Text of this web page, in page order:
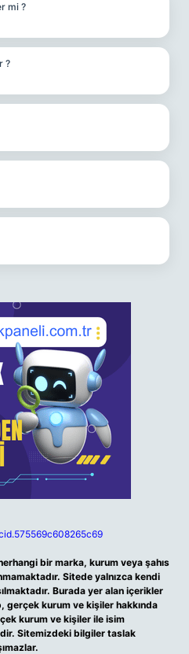
mi ?
?
bir marka, kurum veya şahıs
Sitede yalnızca kendi
Burada yer alan içerikler
gerçek kurum ve kişiler hakkında
kurum ve kişiler ile isim
Sitemizdeki bilgiler taslak